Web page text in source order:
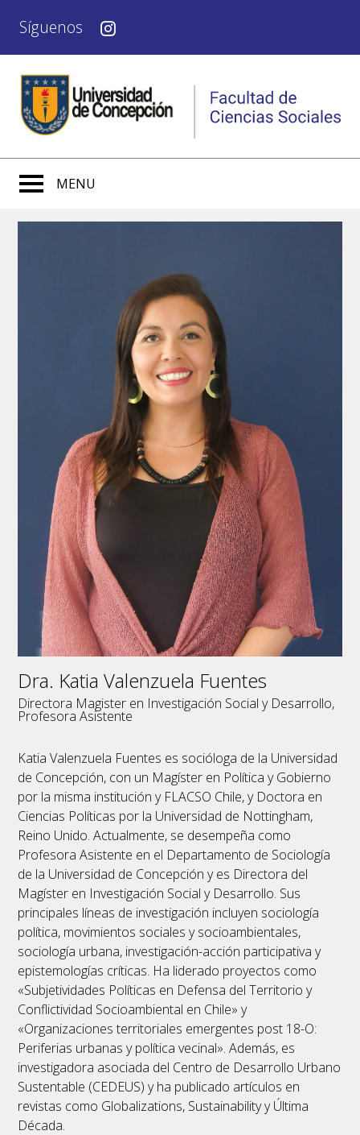
Síguenos
MENU
Dra. Katia Valenzuela Fuentes
Directora Magister en Investigación Social y Desarrollo,
Profesora Asistente
Katia Valenzuela Fuentes es socióloga de la Universidad
de Concepción, con un Magíster en Política y Gobierno
por la misma institución y FLACSO Chile, y Doctora en
Ciencias Políticas por la Universidad de Nottingham,
Reino Unido. Actualmente, se desempeña como
Profesora Asistente en el Departamento de Sociología
de la Universidad de Concepción y es Directora del
Magíster en Investigación Social y Desarrollo. Sus
principales líneas de investigación incluyen sociología
política, movimientos sociales y socioambientales,
sociología urbana, investigación-acción participativa y
epistemologías críticas. Ha liderado proyectos como
«Subjetividades Políticas en Defensa del Territorio y
Conflictividad Socioambiental en Chile» y
«Organizaciones territoriales emergentes post 18-O:
Periferias urbanas y política vecinal». Además, es
investigadora asociada del Centro de Desarrollo Urbano
Sustentable (CEDEUS) y ha publicado artículos en
revistas como Globalizations, Sustainability y Última
Década.